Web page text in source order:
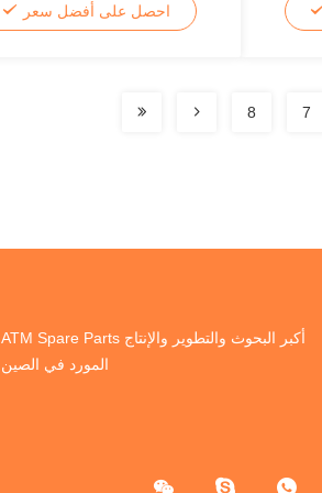
احصل على أفضل سعر
7
8
أكبر البحوث والتطوير والإنتاج ATM Spare Parts
المورد في الصين